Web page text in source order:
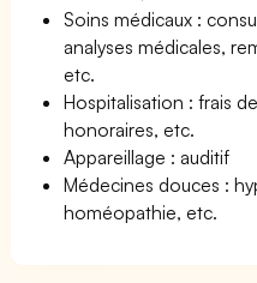
Soins médicaux :
analyses médicales,
etc.
Hospitalisation : frais
honoraires, etc.
Appareillage : auditif
Médecines douces :
homéopathie, etc.